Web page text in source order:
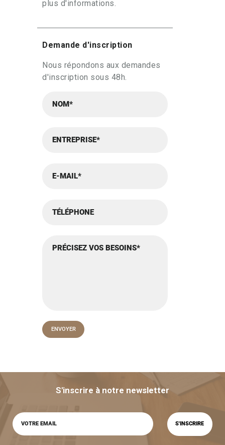
plus d'informations.
Demande d'inscription
Nous répondons aux demandes
d'inscription sous 48h.
S'inscrire à notre newsletter